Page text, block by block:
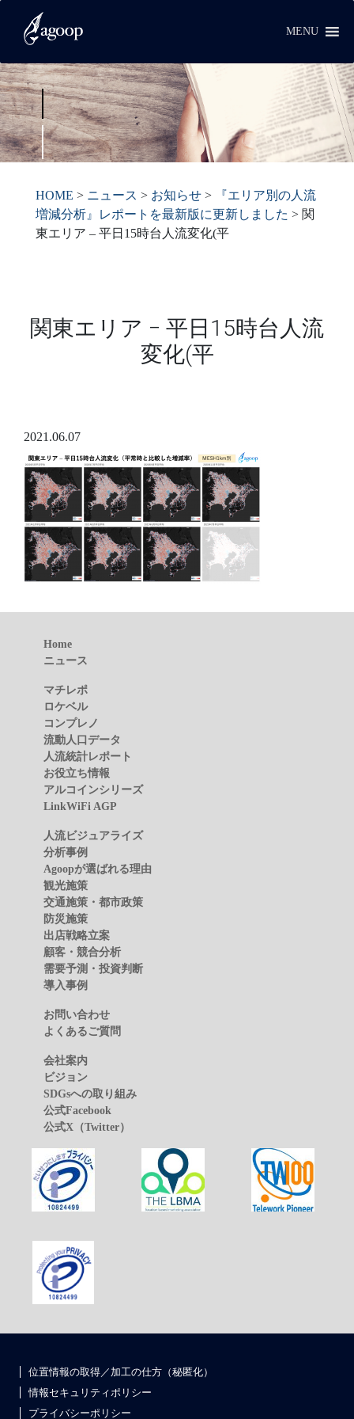
MENU
HOME > ニュース > お知らせ>
『エリア別の人流
増減分析』レポートを最新版に更新しました > 関
東エリア ‒ 平日15時台人流変化(平
関東エリア ‒ 平日15時台人流
変化(平
2021.06.07
Home
ニュース
マチレポ
ロケベル
コンプレノ
流動人口データ
人流統計レポート
お役立ち情報
アルコインシリーズ
LinkWiFi AGP
人流ビジュアライズ
分析事例
Agoopが選ばれる理由
観光施策
交通施策・都市政策
防災施策
出店戦略立案
顧客・競合分析
需要予測・投資判断
導入事例
お問い合わせ
よくあるご質問
会社案内
ビジョン
SDGsへの取り組み
公式Facebook
公式X（Twitter）
位置情報の取得／加工の仕方（秘匿化）
情報セキュリティポリシー
プライバシーポリシー